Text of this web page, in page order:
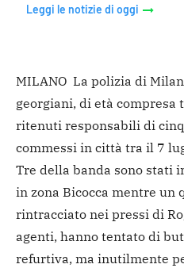
Leggi le notizie di oggi
MILANO La polizia di
georgiani, di età compresa
ritenuti responsabili di
commessi in città tra il 7
Tre della banda sono stati
in zona Bicocca mentre un
rintracciato nei pressi di
agenti, hanno tentato di
refurtiva, ma inutilmente